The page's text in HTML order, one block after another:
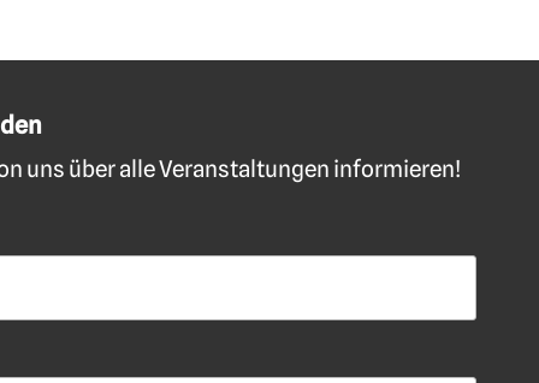
uns über alle Veranstaltungen informieren!